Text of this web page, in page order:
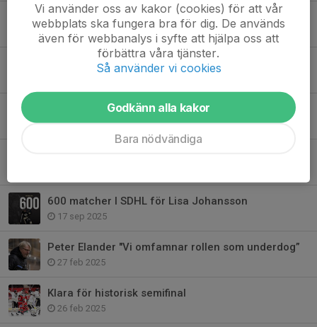
Sista två matcherna i grundserien SDHL
25 feb, 15:35
Intryck från OS i Milano
SDE Dam och Revive DNA i spännande samarbete
6 feb, 18:05
600 matcher I SDHL för Lisa Johansson
17 sep 2025
Peter Elander "Vi omfamnar rollen som underdog”
27 feb 2025
Klara för historisk semifinal
26 feb 2025
Vi använder oss av kakor (cookies) för att vår
webbplats ska fungera bra för dig. De används
även för webbanalys i syfte att hjälpa oss att
förbättra våra tjänster.
Så använder vi cookies
Godkänn alla kakor
Bara nödvändiga